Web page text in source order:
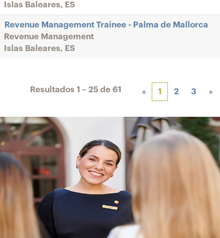
Islas Baleares, ES
Revenue Management Trainee - Palma de Mallorca
Revenue Management
Islas Baleares, ES
Resultados 1 – 25 de 61 « 1 2 3 »